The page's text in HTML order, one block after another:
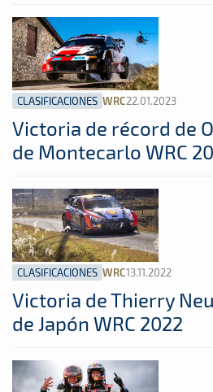
CLASIFICACIONES WRC22.01.2023
Victoria de récord de
de Montecarlo WRC
CLASIFICACIONES WRC13.11.2022
Victoria de Thierry
de Japón WRC 2022